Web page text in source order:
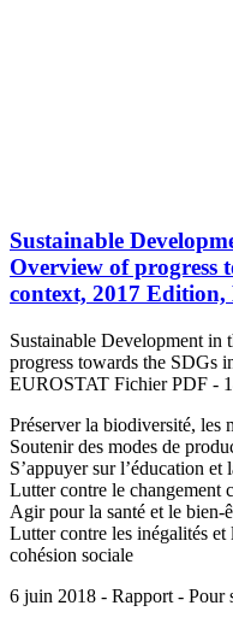
Sustainable
Overview of progress
context, 2017
Sustainable Development
progress towards the SDGs
EUROSTAT Fichier PDF -
Préserver la biodiversité, les
Soutenir des modes de
S’appuyer sur l’éducation
Lutter contre le changement
Agir pour la santé et le bien-
Lutter contre les inégalités et
cohésion sociale
6 juin 2018 - Rapport - Pour